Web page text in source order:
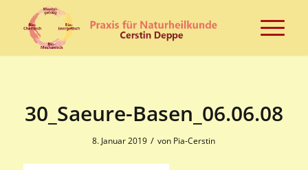
30_Saeure-Basen_06.06.08
8. Januar 2019 / von Pia-Cerstin